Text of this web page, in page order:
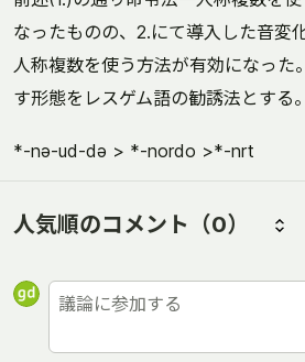
なったものの、2.にて導入した音変
人称複数を使う方法が有効になった
す形態をレスゲム語の勧誘法とする。
*-nə-ud-də > *-nordo >*-nrt
人気順のコメント （0）